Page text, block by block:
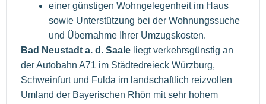
einer günstigen Wohngelegenheit im Haus
sowie Unterstützung bei der Wohnungssuche
und Übernahme Ihrer Umzugskosten.
Bad Neustadt a. d. Saale liegt verkehrsgünstig an
der Autobahn A71 im Städtedreieck Würzburg,
Schweinfurt und Fulda im landschaftlich reizvollen
Umland der Bayerischen Rhön mit sehr hohem